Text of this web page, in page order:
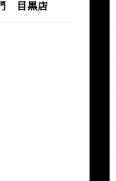
目黒店